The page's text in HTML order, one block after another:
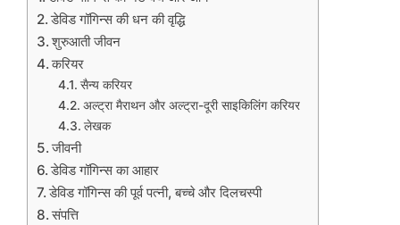
डेविड गॉगिन्स की धन की वृद्धि
शुरुआती जीवन
करियर
सैन्य करियर
अल्ट्रा मैराथन और अल्ट्रा-दूरी साइकिलिंग करियर
लेखक
जीवनी
डेविड गॉगिन्स का आहार
डेविड गॉगिन्स की पूर्व पत्नी, बच्चे और दिलचस्पी
संपत्ति